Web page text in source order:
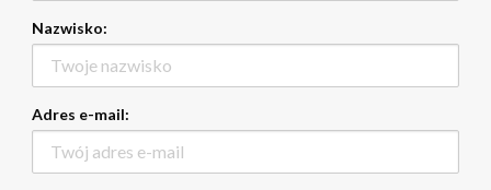
Nazwisko:
Adres e-mail: